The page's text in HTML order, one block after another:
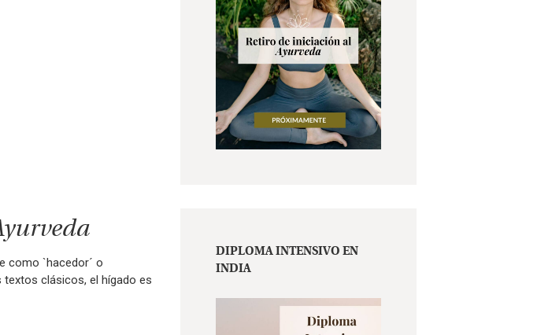
como `hacedor´ o
textos clásicos, el hígado es
DIPLOMA INTENSIVO EN
INDIA